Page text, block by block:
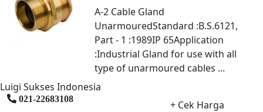
A-2 Cable Gland
UnarmouredStandard :B.S.6121,
Part - 1 :1989IP 65Application
:Industrial Gland for use with all
type of unarmoured cables ...
Luigi Sukses Indonesia
021-22683108
+ Cek Harga